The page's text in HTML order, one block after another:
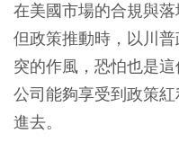
在美國市場的合規與落
但政策推動時，以川
突的作風，恐怕也是
公司能夠享受到政策
進去。